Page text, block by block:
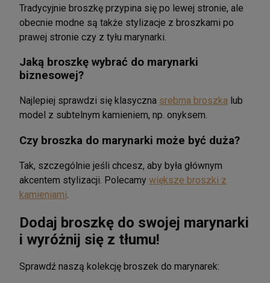
Tradycyjnie broszkę przypina się po lewej stronie, ale
obecnie modne są także stylizacje z broszkami po
prawej stronie czy z tyłu marynarki.
Jaką broszkę wybrać do marynarki
biznesowej?
Najlepiej sprawdzi się klasyczna srebrna broszka lub
model z subtelnym kamieniem, np. onyksem.
Czy broszka do marynarki może być duża?
Tak, szczególnie jeśli chcesz, aby była głównym
akcentem stylizacji. Polecamy większe broszki z
kamieniami
Dodaj broszkę do swojej marynarki
i wyróżnij się z tłumu!
Sprawdź naszą kolekcję broszek do marynarek: